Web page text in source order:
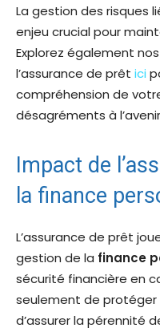
La gestion des risques
enjeu crucial pour
Explorez également
l’assurance de prêt ici
compréhension de
désagréments à
Impact de
la finance
L’assurance de prêt
gestion de la finance
sécurité financière en
seulement de protéger
d’assurer la pérennité